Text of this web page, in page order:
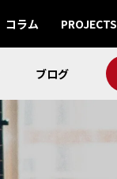
コラム PROJECTS
ブログ